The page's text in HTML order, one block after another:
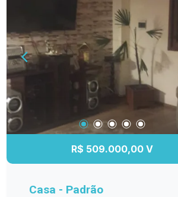
R$ 509.000,00 V
Casa - Padrão